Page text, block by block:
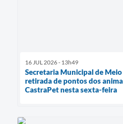
16 JUL 2026 - 13h49
Secretaria Municipal de
retirada de pontos dos
CastraPet nesta sexta-feira